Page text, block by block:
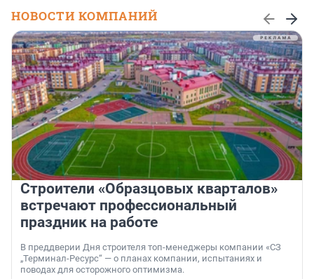
НОВОСТИ КОМПАНИЙ
Строители «Образцовых кварталов»
встречают профессиональный
праздник на работе
В преддверии Дня строителя топ-менеджеры компании «СЗ
„Терминал-Ресурс“ — о планах компании, испытаниях и
поводах для осторожного оптимизма.